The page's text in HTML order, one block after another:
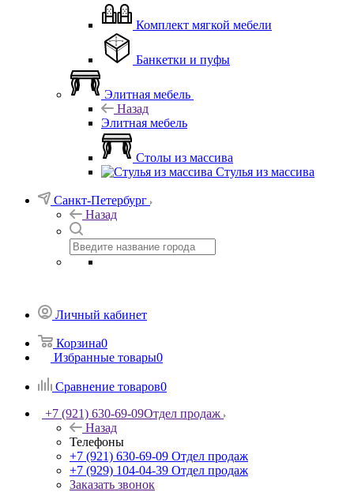
Комплект мягкой мебели
Банкетки и пуфы
Элитная мебель
Назад
Элитная мебель
Столы из массива
Стулья из массива
Санкт-Петербург
Назад
Личный кабинет
Корзина0
Избранные товары0
Сравнение товаров0
+7 (921) 630-69-09Отдел продаж
Назад
Телефоны
+7 (921) 630-69-09 Отдел продаж
+7 (929) 104-04-39 Отдел продаж
Заказать звонок